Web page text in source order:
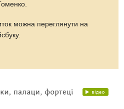
можна переглянути на